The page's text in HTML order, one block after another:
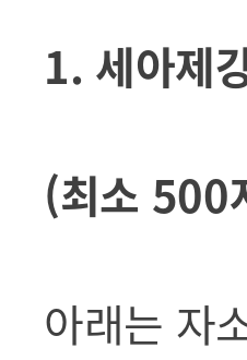
1. 세아제
(최소 500
아래는 자